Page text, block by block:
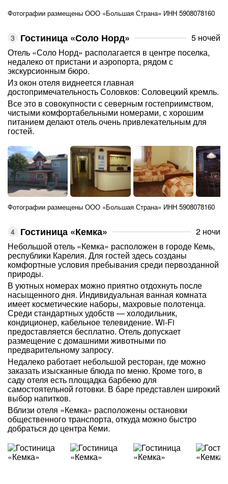
Фотографии размещены ООО «Большая Страна» ИНН 5908078160
Гостиница «Соло Норд»
5 ночей
Отель «Соло Норд» располагается в центре поселка,
недалеко от пристани и аэропорта, рядом с
экскурсионным бюро.
Из окон отеля виднеется главная
достопримечательность Соловков: Соловецкий кремль.
Все это в совокупности с северным гостеприимством,
чистыми комфортабельными номерами, с хорошим
питанием делают отель очень привлекательным для
гостей.
Фотографии размещены ООО «Большая Страна» ИНН 5908078160
Гостиница «Кемка»
2 ночи
Небольшой отель «Кемка» расположен в городе Кемь,
республики Карелия. Для гостей здесь созданы
комфортные условия пребывания среди первозданной
природы.
В уютных номерах можно приятно отдохнуть после
насыщенного дня. Индивидуальная ванная комната
имеет косметические наборы, махровые полотенца.
Среди стандартных удобств — холодильник,
кондиционер, кабельное телевидение. Wi-Fi
предоставляется бесплатно. Отель допускает
размещение с домашними животными по
предварительному запросу.
Недалеко работает небольшой ресторан, где можно
заказать изысканные блюда по меню. Кроме того, в
саду отеля есть площадка барбекю для
самостоятельной готовки. В баре представлен широкий
выбор напитков.
Вблизи отеля «Кемка» расположены остановки
общественного транспорта, откуда можно быстро
добраться до центра Кеми.